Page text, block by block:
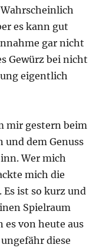
es kann gut
gar nicht
Gewürz bei nicht
eigentlich
mir gestern beim
und dem Genuss
Wer mich
mich die
. Es ist so kurz und
Spielraum
es von heute aus
diese